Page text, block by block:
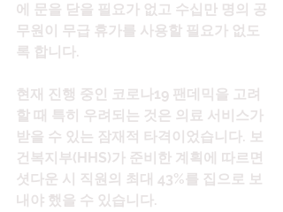
에 문을 닫을 필요가 없고 수십만 명의 공
무원이 무급 휴가를 사용할 필요가 없도
록 합니다.
현재 진행 중인 코로나19 팬데믹을 고려
할 때 특히 우려되는 것은 의료 서비스가
받을 수 있는 잠재적 타격이었습니다. 보
건복지부(HHS)가 준비한 계획에 따르면
셧다운 시 직원의 최대 43%를 집으로 보
내야 했을 수 있습니다.